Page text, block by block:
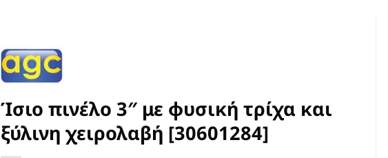
Ίσιο πινέλο 3″ με φυσική τρίχα και
ξύλινη χειρολαβή [30601284]